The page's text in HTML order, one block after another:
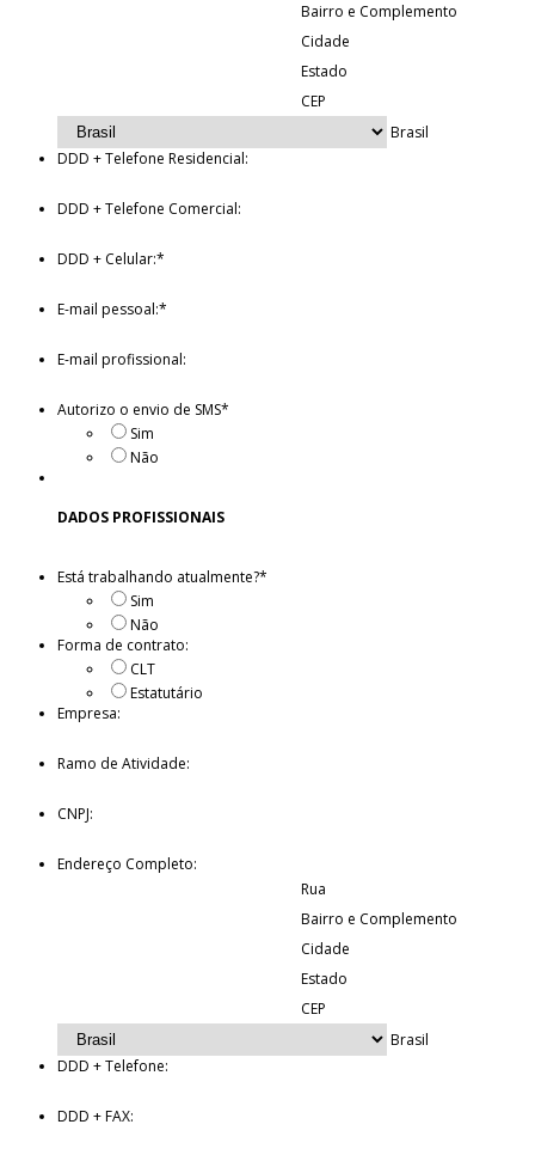
Bairro e Complemento
Cidade
Estado
CEP
Brasil
DDD + Telefone Residencial:
DDD + Telefone Comercial:
DDD + Celular:*
E-mail pessoal:*
E-mail profissional:
Autorizo o envio de SMS*
Sim
Não
DADOS PROFISSIONAIS
Está trabalhando atualmente?*
Sim
Não
Forma de contrato:
CLT
Estatutário
Empresa:
Ramo de Atividade:
CNPJ:
Endereço Completo:
Rua
Bairro e Complemento
Cidade
Estado
CEP
Brasil
DDD + Telefone:
DDD + FAX: